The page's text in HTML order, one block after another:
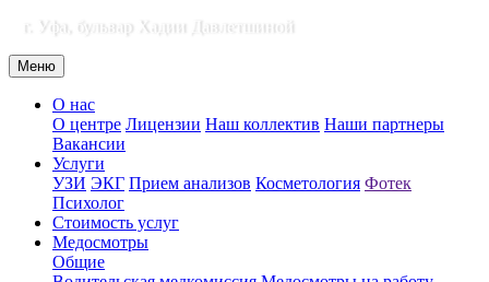
г. Уфа, бульвар Хадии Давлетшиной
Меню
О нас
О центре Лицензии Наш коллектив Наши партнеры
Вакансии
Услуги
УЗИ ЭКГ Прием анализов Косметология Фотек
Психолог
Стоимость услуг
Медосмотры
Общие